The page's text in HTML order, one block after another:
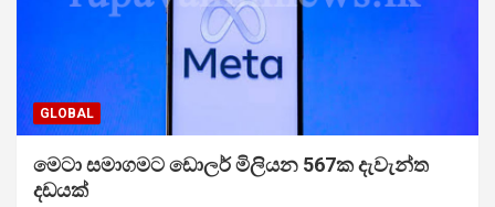
GLOBAL
මෙටා සමාගමට ඩොලර් මිලියන 567ක දැවැන්ත
දඩයක්